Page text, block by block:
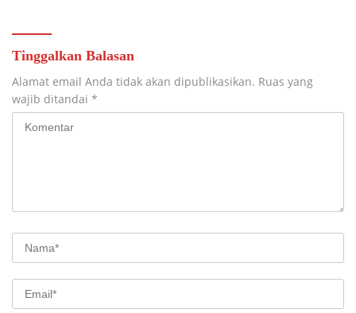
Tinggalkan Balasan
Alamat email Anda tidak akan dipublikasikan. Ruas yang
wajib ditandai *